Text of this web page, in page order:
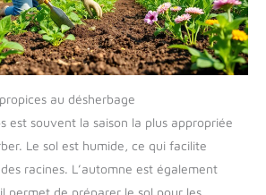
au désherbage
est souvent la saison la plus appropriée
Le sol est humide, ce qui facilite
racines. L’automne est également